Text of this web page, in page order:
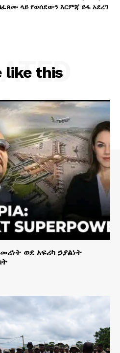
ላይ የወሰደውን እርምጃ ይፋ አደረገ
like this
ወደ አፍሪካ ኃያልነት